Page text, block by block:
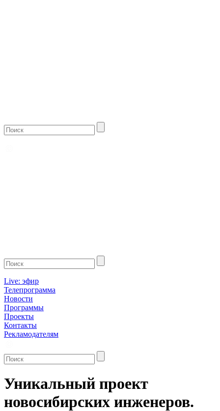
Live: эфир
Телепрограмма
Новости
Программы
Проекты
Контакты
Рекламодателям
Уникальный проект
новосибирских инженеров.